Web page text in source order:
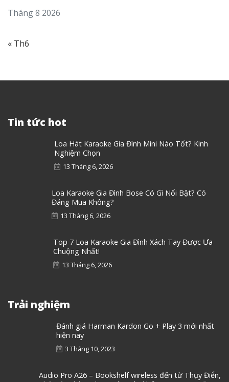
Tháng 8 2026
« Th6
Tin tức hot
Loa Hát Karaoke Gia Đình Mini Nào Tốt? Kinh
Nghiệm Chọn
13 Tháng 6, 2026
Loa Karaoke Gia Đình Bose Có Gì Nổi Bật? Có
Đáng Mua Không?
13 Tháng 6, 2026
Top 7 Loa Karaoke Gia Đình Xách Tay Được Ưa
Chuộng Nhất!
13 Tháng 6, 2026
Trải nghiệm
Đánh giá Harman Kardon Go + Play 3 mới nhất
hiện nay
3 Tháng 10, 2023
Audio Pro A26 – Bookshelf wireless đến từ Thụy Điển,